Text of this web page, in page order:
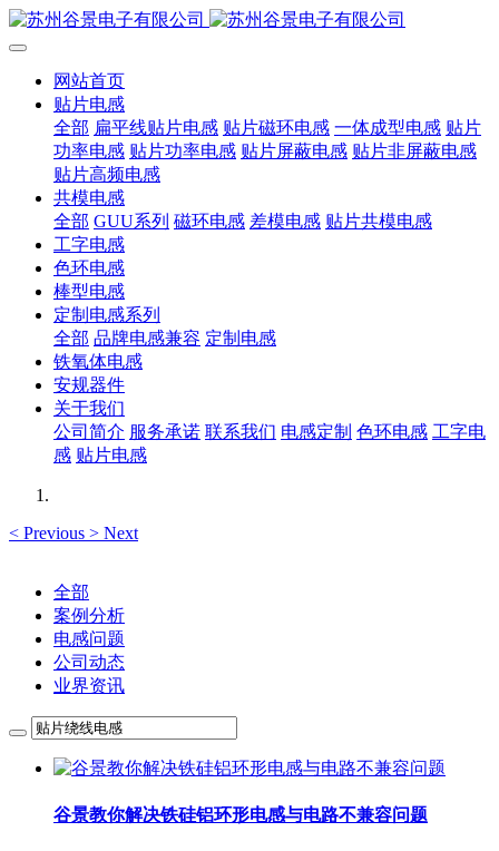
网站首页
贴片电感
全部 扁平线贴片电感 贴片磁环电感 一体成型电感 贴片
功率电感 贴片功率电感 贴片屏蔽电感 贴片非屏蔽电感
贴片高频电感
共模电感
全部 GUU系列 磁环电感 差模电感 贴片共模电感
工字电感
色环电感
棒型电感
定制电感系列
全部 品牌电感兼容 定制电感
铁氧体电感
安规器件
关于我们
公司简介 服务承诺 联系我们 电感定制 色环电感 工字电
感 贴片电感
< Previous > Next
全部
案例分析
电感问题
公司动态
业界资讯
谷景教你解决铁硅铝环形电感与电路不兼容问题